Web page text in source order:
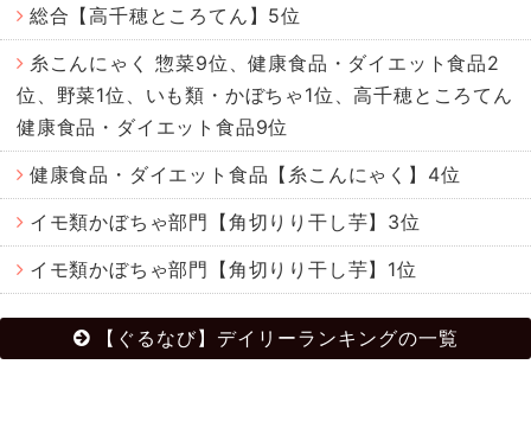
総合【高千穂ところてん】5位
糸こんにゃく 惣菜9位、健康食品・ダイエット食品2
位、野菜1位、いも類・かぼちゃ1位、高千穂ところてん
健康食品・ダイエット食品9位
健康食品・ダイエット食品【糸こんにゃく】4位
イモ類かぼちゃ部門【角切りり干し芋】3位
イモ類かぼちゃ部門【角切りり干し芋】1位
【ぐるなび】デイリーランキングの一覧